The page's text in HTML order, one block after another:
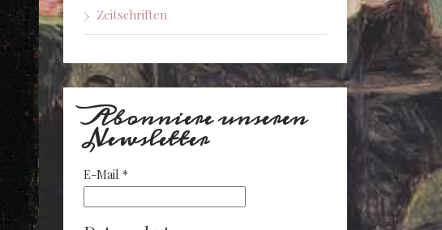
Zeitschriften
Abonniere unseren
Newsletter
E-Mail *